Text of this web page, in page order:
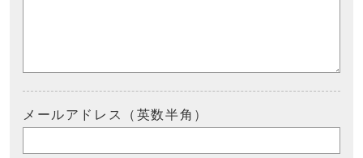
メールアドレス（英数半角）